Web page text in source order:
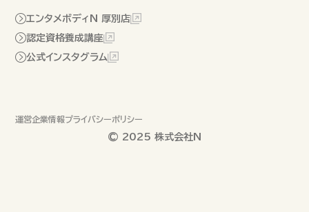
エンタメボディN 厚別店
認定資格養成講座
公式インスタグラム
© 2025 株式会社N
運営企業情報プライバシーポリシー